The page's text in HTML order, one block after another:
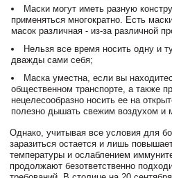
Маски могут иметь разную
применяться многократно. Есть
масок различная - из-за различной
Нельзя все время носить одну и
дважды сами себя;
Маска уместна, если вы
общественном транспорте, а также
нецелесообразно носить ее на
полезно дышать свежим воздухом и
Однако, учитывая все условия для
заразиться остается и лишь
температуры и ослаблением
продолжают безответственно